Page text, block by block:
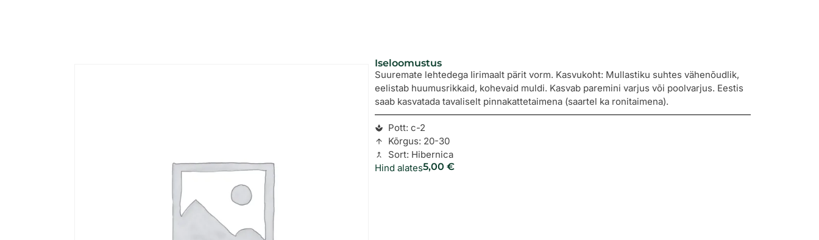
Iseloomustus
Suuremate lehtedega Iirimaalt pärit vorm. Kasvukoht: Mullastiku suhtes vähenõudlik,
eelistab huumusrikkaid, kohevaid muldi. Kasvab paremini varjus või poolvarjus. Eestis
saab kasvatada tavaliselt pinnakattetaimena (saartel ka ronitaimena).
Pott: c-2
Kõrgus: 20-30
Sort: Hibernica
Hind alates5,00 €